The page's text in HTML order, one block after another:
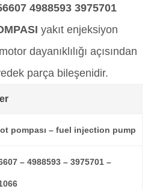
4988593 3975701
yakıt enjeksiyon
dayanıklılığı açısından
parça bileşenidir.
pompası – fuel injection pump
– 4988593 – 3975701 –